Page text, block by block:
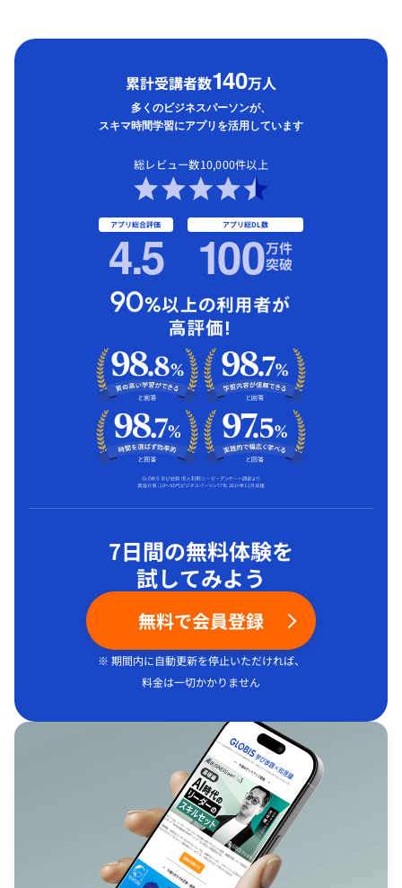
累計受講者数140万人
多くのビジネスパーソンが、
スキマ時間学習にアプリを活用しています
総レビュー数10,000件以上
アプリ総合評価
4.5 アプリ総DL数
100万件
突破
7日間の無料体験を
試してみよう
無料で会員登録
※ 期間内に自動更新を停止いただければ、
料金は一切かかりません